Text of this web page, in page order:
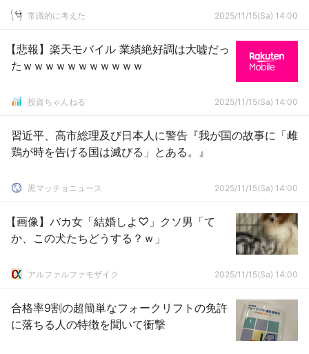
常識的に考えた 2025/11/15(Sa) 14:00
【悲報】楽天モバイル 業績絶好調は大嘘だっ
たｗｗｗｗｗｗｗｗｗｗｗ
投資ちゃんねる 2025/11/15(Sa) 14:00
習近平、高市総理及び日本人に警告『我が国の故事に「雌
鶏が時を告げる国は滅びる」とある。』
黒マッチョニュース 2025/11/15(Sa) 14:00
【画像】バカ女「結婚しよ♡」クソ男「て
か、この犬たちどうする？ｗ」
アルファルファモザイク 2025/11/15(Sa) 14:00
合格率9割の超簡単なフォークリフトの免許
に落ちる人の特徴を聞いて衝撃